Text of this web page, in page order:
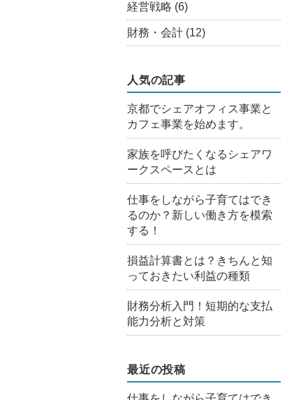
経営戦略 (6)
財務・会計 (12)
人気の記事
京都でシェアオフィス事業と
カフェ事業を始めます。
家族を呼びたくなるシェアワ
ークスペースとは
仕事をしながら子育てはでき
るのか？新しい働き方を模索
する！
損益計算書とは？きちんと知
っておきたい利益の種類
財務分析入門！短期的な支払
能力分析と対策
最近の投稿